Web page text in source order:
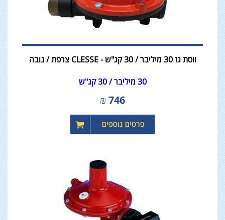
ווסת גז 30 מיליבר / 30 קג"ש - CLESSE צרפת / נובה
30 מיליבר / 30 קג"ש
746
₪